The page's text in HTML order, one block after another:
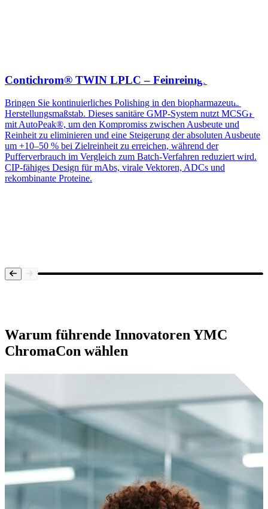
Contichrom® TWIN LPLC – Feinreinigung
Bringen Sie kontinuierliches Polishing in den biopharmazeutischen
Herstellungsmaßstab. Dieses sanitäre GMP-System nutzt MCSGP
mit AutoPeak®, um den Kompromiss zwischen Ausbeute und
Reinheit zu eliminieren und eine Steigerung der absoluten Ausbeute
um +10–50 % bei Zielreinheit zu erreichen, während der
Pufferverbrauch im Vergleich zum Batch-Verfahren reduziert wird.
CIP-fähiges Design für mAbs, virale Vektoren, ADCs und
rekombinante Proteine.
Warum führende InnovatorenYMC
ChromaCon wählen